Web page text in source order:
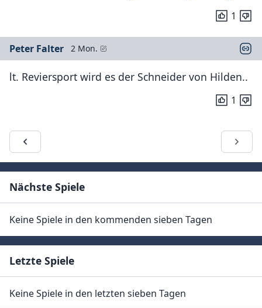
1
Peter Falter 2 Mon.
lt. Reviersport wird es der Schneider von Hilden..
1
Nächste Spiele
Keine Spiele in den kommenden sieben Tagen
Letzte Spiele
Keine Spiele in den letzten sieben Tagen